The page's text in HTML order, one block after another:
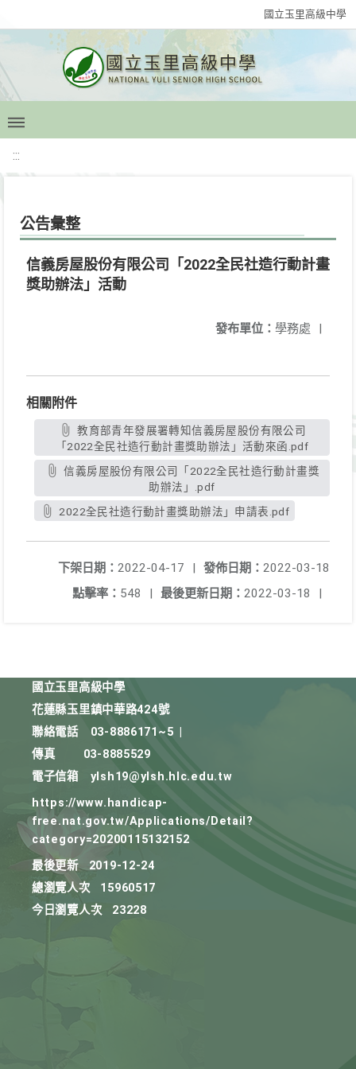
國立玉里高級中學
:::
公告彙整
信義房屋股份有限公司「2022全民社造行動計畫
獎助辦法」活動
發布單位： 學務處 |
相關附件
教育部青年發展署轉知信義房屋股份有限公司
「2022全民社造行動計畫獎助辦法」活動來函.pdf
信義房屋股份有限公司「2022全民社造行動計畫獎
助辦法」.pdf
2022全民社造行動計畫獎助辦法」申請表.pdf
發佈日期： 2022-03-18
下架日期： 2022-04-17
|
最後更新日期： 2022-03-18 |
點擊率： 548 |
國立玉里高級中學
花蓮縣玉里鎮中華路424號
聯絡電話
03-8886171~5
傳真
03-8885529
電子信箱
ylsh19@ylsh.hlc.edu.tw
https://www.handicap-
free.nat.gov.tw/Applications/Detail?
category=20200115132152
最後更新
2019-12-24
總瀏覽人次
15960517
今日瀏覽人次
23228